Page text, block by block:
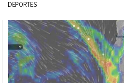
DEPORTES